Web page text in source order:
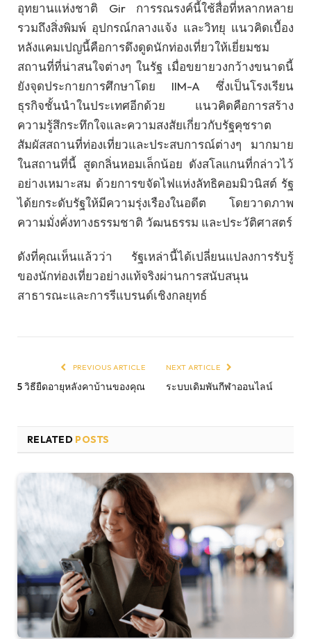
อุทยานแห่งชาติ Gir การรณรงค์นี้ใช้สื่อที่หลากหลาย
รวมถึงสิ่งพิมพ์ อุปกรณ์กลางแจ้ง และวิทยุ แนวคิดเบื้อง
หลังแคมเปญนี้คือการดึงดูดนักท่องเที่ยวให้เยี่ยมชม
สถานที่ที่น่าสนใจต่างๆ ในรัฐ เมื่อขยายวงกว้างขนาดนี้
ยังจุดประกายการศึกษาโดย IIM-A ซึ่งเป็นโรงเรียน
ธุรกิจชั้นนำในประเทศอีกด้วย แนวคิดคือการสร้าง
ความรู้สึกระทึกใจและความสงสัยเกี่ยวกับรัฐคุชราต
สัมผัสสถานที่ท่องเที่ยวและประสบการณ์ต่างๆ มากมาย
ในสถานที่นี้ สูดกลิ่นหอมเล็กน้อย ดังสโลแกนที่กล่าวไว้
อย่างเหมาะสม ด้วยการขจัดไฟแห่งลัทธิคอมมิวนิสต์ รัฐ
ได้ยกระดับรัฐให้มีความรุ่งเรืองในอดีต โดยวาดภาพ
ความมั่งคั่งทางธรรมชาติ วัฒนธรรม และประวัติศาสตร์
ดังที่คุณเห็นแล้วว่า รัฐเหล่านี้ได้เปลี่ยนแปลงการรับรู้
ของนักท่องเที่ยวอย่างแท้จริงผ่านการสนับสนุน
สาธารณะและการรีแบรนด์เชิงกลยุทธ์
PREVIOUS ARTICLE
5 วิธียืดอายุหลังคาบ้านของคุณ
NEXT ARTICLE
ระบบเดิมพันกีฬาออนไลน์
RELATED POSTS